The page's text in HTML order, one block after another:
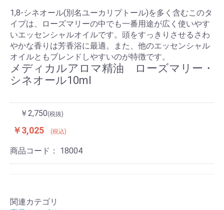
1,8-シネオール(別名ユーカリプトール)を多く含むこのタ
イプは、ローズマリーの中でも一番用途が広く使いやす
いエッセンシャルオイルです。頭をすっきりさせるさわ
やかな香りは芳香浴に最適。また、他のエッセンシャル
オイルともブレンドしやすいのが特徴です。
メディカルアロマ精油 ローズマリー・
シネオール10ml
￥2,750(税抜)
￥3,025 (税込)
商品コード： 18004
関連カテゴリ